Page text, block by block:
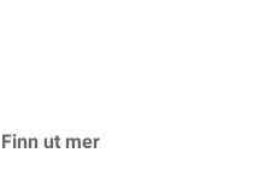
Finn ut mer